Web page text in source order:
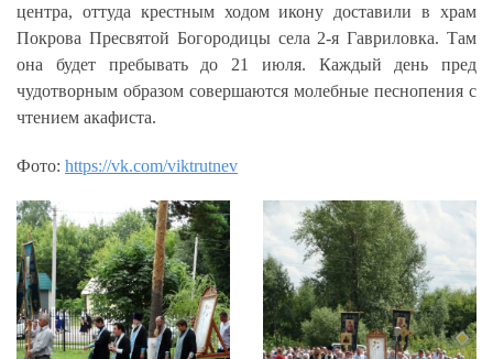
центра, оттуда крестным ходом икону доставили в храм
Покрова Пресвятой Богородицы села 2-я Гавриловка. Там
она будет пребывать до 21 июля. Каждый день пред
чудотворным образом совершаются молебные песнопения с
чтением акафиста.
Фото: https://vk.com/viktrutnev